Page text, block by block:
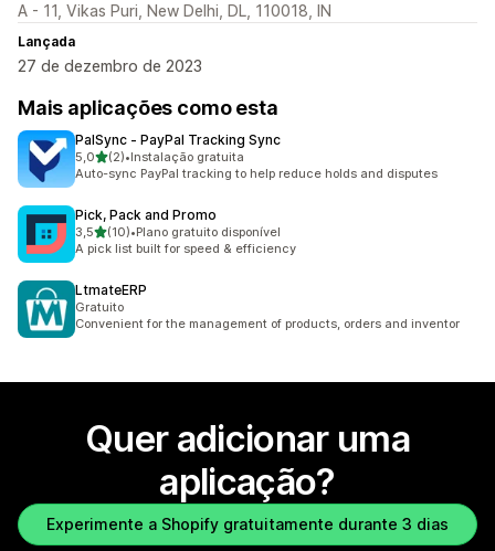
A - 11, Vikas Puri, New Delhi, DL, 110018, IN
Lançada
27 de dezembro de 2023
Mais aplicações como esta
PalSync ‑ PayPal Tracking Sync
5,0de 5 estrelas
(2)
2 total de avaliações
•Instalação gratuita
Auto-sync PayPal tracking to help reduce holds and disputes
Pick, Pack and Promo
3,5de 5 estrelas
(10)
10 total de avaliações
•Plano gratuito disponível
A pick list built for speed & efficiency
LtmateERP
Gratuito
Convenient for the management of products, orders and inventor
Quer adicionar uma
aplicação?
Experimente a Shopify gratuitamente durante 3 dias